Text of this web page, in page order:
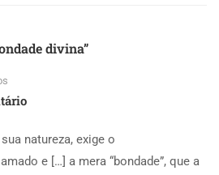
divina”
natureza, exige o
e […] a mera “bondade”, que a